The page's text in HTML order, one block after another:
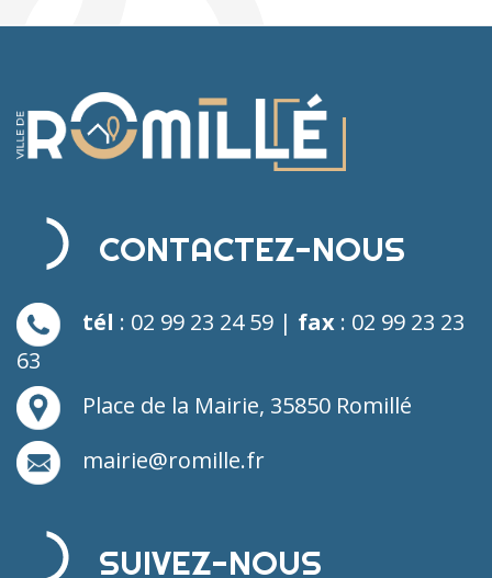
CONTACTEZ-NOUS
tél : 02 99 23 24 59 | fax : 02 99 23 23
63
Place de la Mairie, 35850 Romillé
mairie@romille.fr
SUIVEZ-NOUS